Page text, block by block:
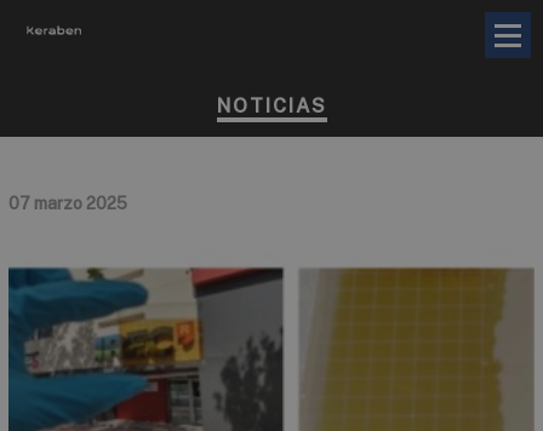
NOTICIAS
07 marzo 2025